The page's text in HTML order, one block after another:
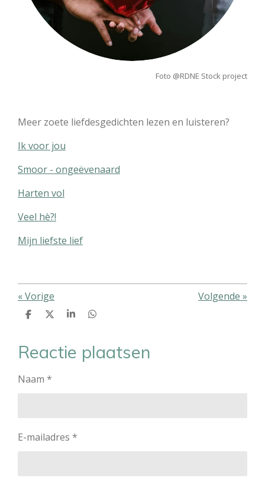
Foto @RDNE Stock project
Meer zoete liefdesgedichten lezen en luisteren?
Ik voor jou
Smoor - ongeëvenaard
Harten vol
Veel hè?!
Mijn liefste lief
«Vorige Volgende »
D
e
n
D
S
e
D
e
Reactie plaatsen
Naam *
E-mailadres *